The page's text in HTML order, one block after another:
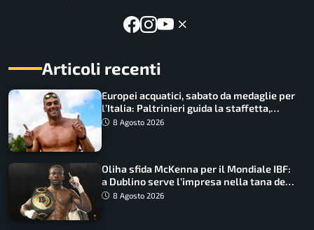
Articoli recenti
Europei acquatici, sabato da medaglie per
l’Italia: Paltrinieri guida la staffetta,
Barnabà sogna l’oro dalle grandi altezze
8 Agosto 2026
Oliha sfida McKenna per il Mondiale IBF:
a Dublino serve l’impresa nella tana del
lupo8 Agosto 2026